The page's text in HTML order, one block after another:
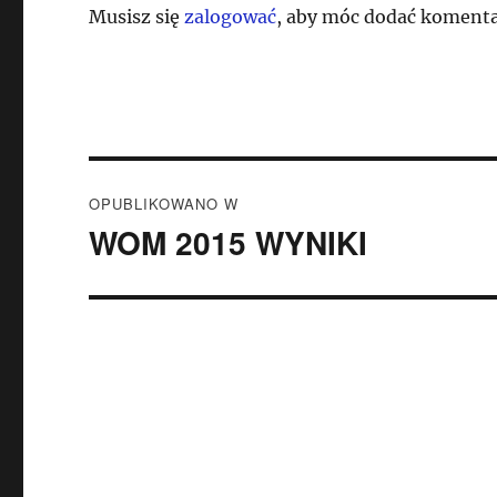
Musisz sięzalogować, aby móc dodać
wpisu
OPUBLIKOWANO W
WOM 2015 WYNIKI